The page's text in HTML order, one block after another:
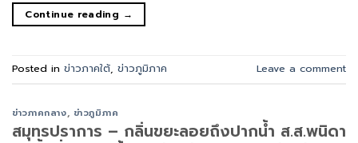
Continue reading →
Posted in ข่าวภาคใต้, ข่าวภูมิภาค Leave a comment
ข่าวภาคกลาง, ข่าวภูมิภาค
สมุทรปราการ – กลิ่นขยะลอยถึงปากน้ำ ส.ส.พนิดา